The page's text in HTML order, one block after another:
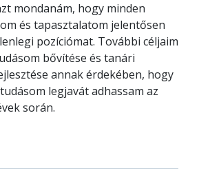
mondanám, hogy minden
és tapasztalatom jelentősen
pozíciómat. További céljaim
bővítése és tanári
annak érdekében, hogy
legjavát adhassam az
során.